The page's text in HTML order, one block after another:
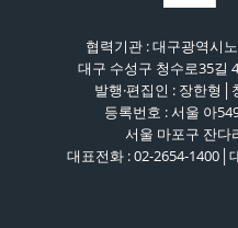
협력기관 : 대구광역시
대구 수성구 청수로35길
발행·편집인 : 장한형
등록번호 : 서울 아
서울 마포구 잔다
대표전화 : 02-2654-1400│